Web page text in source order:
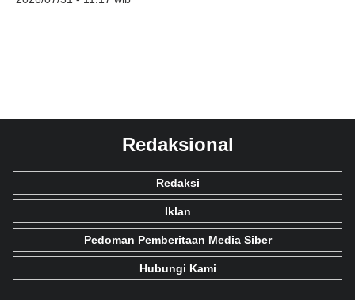
Redaksional
Redaksi
Iklan
Pedoman Pemberitaan Media Siber
Hubungi Kami